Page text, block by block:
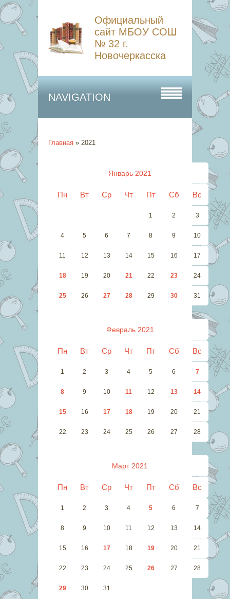
Официальный
сайт МБОУ СОШ
№ 32 г.
Новочеркасска
NAVIGATION
Главная » 2021
Январь 2021
Пн Вт Ср Чт Пт Сб Вс
1 2 3
4 5 6 7 8 9 10
11 12 13 14 15 16 17
18 19 20 21 22 23 24
25 26 27 28 29 30 31
Февраль 2021
Пн Вт Ср Чт Пт Сб Вс
1 2 3 4 5 6 7
8 9 10 11 12 13 14
15 16 17 18 19 20 21
22 23 24 25 26 27 28
Март 2021
Пн Вт Ср Чт Пт Сб Вс
1 2 3 4 5 6 7
8 9 10 11 12 13 14
15 16 17 18 19 20 21
22 23 24 25 26 27 28
29 30 31